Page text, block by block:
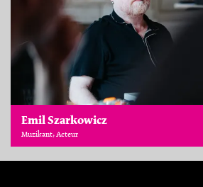
Emil Szarkowicz
Muzikant, Acteur